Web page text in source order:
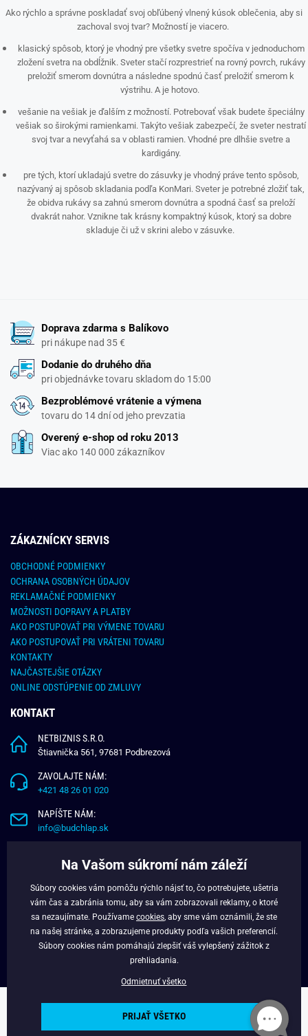
Ako rýchlo a správne poskladať svoj obľúbený vlnený kúsok oblečenia, aby si
zachoval svoj tvar? Možností je viacero.
klasický spôsob, ktorý je vhodný pre všetky svetre spočíva v jednoduchom
zložení svetra na obdĺžnik. Sveter stačí rozprestrieť na rovný povrch, rukávy
preložiť smerom dovnútra a následne spodnú časť preložiť smerom k
výstrihu. A je hotovo.
vešanie na vešiak je ďalším z možností. Potrebovať však budete špeciálny
vešiak so širokými ramienkami. Takýto vešiak zabezpečí, že sveter nestratí
svoj tvar a nevyťahá sa v oblasti ramien. Vhodné pre dlhšie svetre a
kardigány.
pre tých, ktorí ukladajú svetre do zásuvky je vhodný práve tento spôsob,
nazývaný aj spôsob skladania podľa KonMari. Sveter je potrebné zložiť tak,
že obidva rukávy sa zahnú smerom dovnútra a spodná časť sa preloží
dvakrát nahor. Vznikne tak krásny kompaktný kúsok, ktorý sa dobre
skladuje či už v skrini alebo v zásuvke.
Doprava zdarma s Balíkovo
pri nákupe nad 35 €
Dodanie do druhého dňa
pri objednávke tovaru skladom do 15:00
Bezproblémové vrátenie a výmena
tovaru do 14 dní od jeho prevzatia
Overený e-shop od roku 2013
Viac ako 140 000 zákazníkov
ZÁKAZNÍCKY SERVIS
OBCHODNÉ PODMIENKY
OCHRANA OSOBNÝCH ÚDAJOV
REKLAMAČNÉ PODMIENKY
MOŽNOSTI DOPRAVY A PLATBY
AKO POSTUPOVAŤ PRI VÝMENE TOVARU
AKO POSTUPOVAŤ PRI VRÁTENI TOVARU
KONTAKTY
NAJČASTEJŠIE OTÁZKY
ONLINE ODSTÚPENIE OD ZMLUVY
KONTAKT
NETBIZNIS S.R.O.
Štiavnička 561, 97681 Podbrezová
ZAVOLAJTE NÁM:
+421 48 26 01 020
NAPÍŠTE NÁM:
info@budchlap.sk
VERNOSTNÝ PROGRAM
FACEBOOK
Copyright © 2025 - Budchlap.sk Všetky práva vyhradené. webdesign ©
litvanyi.sk
Na Vašom súkromí nám záleží
Súbory cookies vám pomôžu rýchlo nájsť to, čo potrebujete, ušetria
vám čas a zabránia tomu, aby sa vám zobrazovali reklamy, o ktoré
sa nezaujímate. Používame cookies , aby sme vám oznámili, že ste
na našej stránke, a zobrazujeme produkty podľa vašich preferencií.
Súbory cookies nám pomáhajú zlepšiť váš vylepšený zážitok z
prehliadania.
Odmietnuť všetko
PRIJAŤ VŠETKO